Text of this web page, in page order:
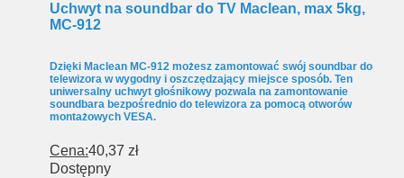
Uchwyt na soundbar do TV Maclean, max 5kg,
MC-912
Dzięki Maclean MC-912 możesz zamontować swój soundbar do
telewizora w wygodny i oszczędzający miejsce sposób. Ten
uniwersalny uchwyt głośnikowy pozwala na zamontowanie
soundbara bezpośrednio do telewizora za pomocą otworów
montażowych VESA.
Cena:40,37 zł
Dostępny